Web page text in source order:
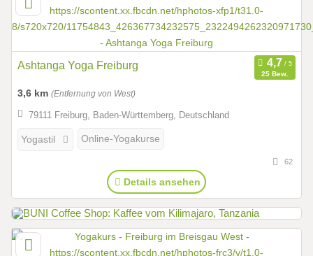
Ashtanga Yoga Freiburg
25 Bew.
3,6 km (Entfernung von West)
79111 Freiburg, Baden-Württemberg, Deutschland
Yogastil Online-Yogakurse
62
Details ansehen